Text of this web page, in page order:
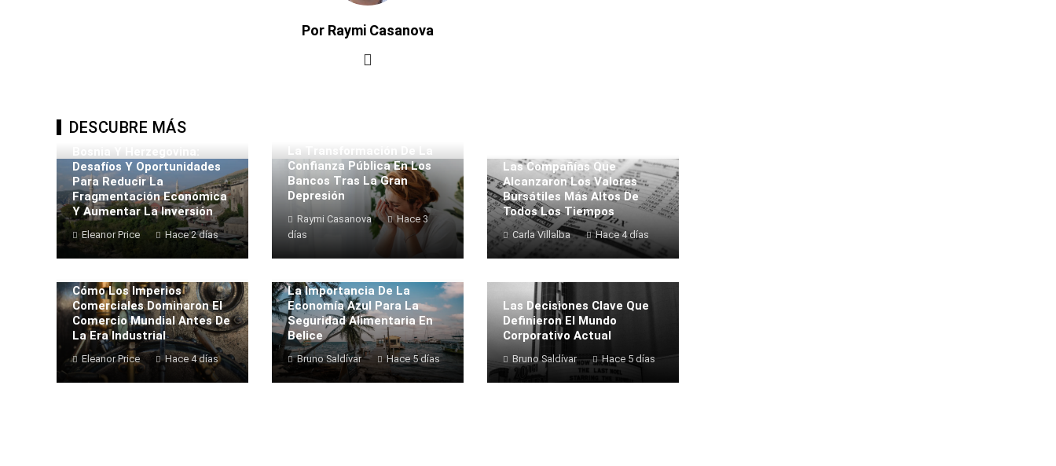
Por Raymi Casanova
DESCUBRE MÁS
Bosnia Y Herzegovina:
Desafíos Y Oportunidades
Para Reducir La
Fragmentación Económica
Y Aumentar La Inversión
Eleanor Price Hace 2 días
La Transformación De La
Confianza Pública En Los
Bancos Tras La Gran
Depresión
Raymi Casanova
Hace 3
días
Las Compañías Que
Alcanzaron Los Valores
Bursátiles Más Altos De
Todos Los Tiempos
Carla Villalba Hace 4 días
Cómo Los Imperios
Comerciales Dominaron El
Comercio Mundial Antes De
La Era Industrial
Eleanor Price Hace 4 días
La Importancia De La
Economía Azul Para La
Seguridad Alimentaria En
Belice
Bruno Saldívar Hace 5 días
Las Decisiones Clave Que
Definieron El Mundo
Corporativo Actual
Bruno Saldívar Hace 5 días